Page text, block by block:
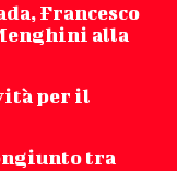
Francesco
alla
per il
tra